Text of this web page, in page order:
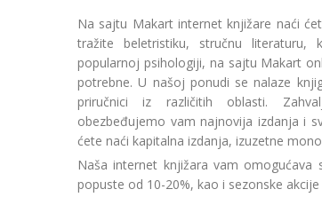
Na sajtu Makart internet knjižare naći
tražite beletristiku, stručnu
popularnoj psihologiji, na sajtu Makart
potrebne. U našoj ponudi se nalaze
priručnici iz različitih oblasti.
obezbeđujemo vam najnovija izdanja i
ćete naći kapitalna izdanja, izuzetne
Naša internet knjižara vam omogućava
popuste od 10-20%, kao i sezonske